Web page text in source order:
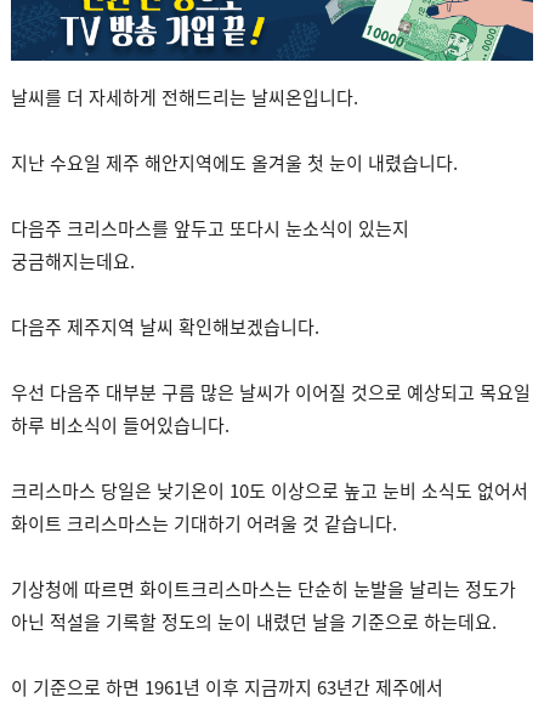
날씨를 더 자세하게 전해드리는 날씨온입니다.
지난 수요일 제주 해안지역에도 올겨울 첫 눈이 내렸습니다.
다음주 크리스마스를 앞두고 또다시 눈소식이 있는지
궁금해지는데요.
다음주 제주지역 날씨 확인해보겠습니다.
우선 다음주 대부분 구름 많은 날씨가 이어질 것으로 예상되고 목요일
하루 비소식이 들어있습니다.
크리스마스 당일은 낮기온이 10도 이상으로 높고 눈비 소식도 없어서
화이트 크리스마스는 기대하기 어려울 것 같습니다.
기상청에 따르면 화이트크리스마스는 단순히 눈발을 날리는 정도가
아닌 적설을 기록할 정도의 눈이 내렸던 날을 기준으로 하는데요.
이 기준으로 하면 1961년 이후 지금까지 63년간 제주에서